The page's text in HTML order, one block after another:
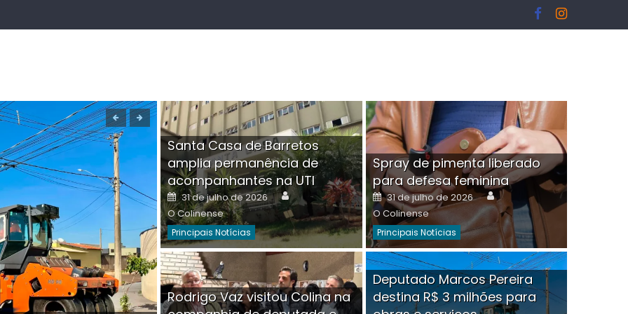
Boutique na Av. Ângelo Martins Tristão é
invadida por criminoso mascarado
Santa Casa de Barretos
amplia permanência de
acompanhantes na UTI
Posted
on
31 de julho de 2026 Author
O Colinense
Principais Notícias
Spray de pimenta liberado
para defesa feminina
Posted
on
31 de julho de 2026 Author
O Colinense
Principais Notícias
Rodrigo Vaz visitou Colina na
Deputado Marcos Pereira
destina R$ 3 milhões para